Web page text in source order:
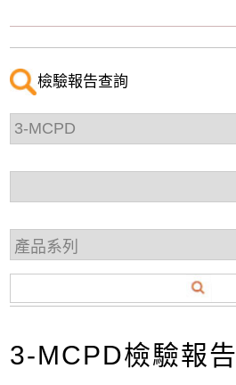
檢驗報告查詢
3-MCPD檢驗報告